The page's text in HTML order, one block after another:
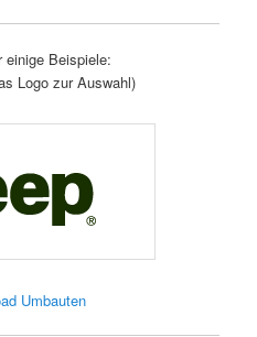
einige Beispiele:
Logo zur Auswahl)
Umbauten